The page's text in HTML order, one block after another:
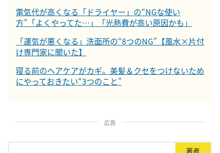
電気代が高くなる「ドライヤー」の“NGな使い
方”「よくやってた…」「光熱費が高い原因かも」
「運気が悪くなる」洗面所の“8つのNG”【風水×片付
け専門家に聞いた】
寝る前のヘアケアがカギ。美髪＆クセをつけないため
にやっておきたい“3つのこと”
広告
著者